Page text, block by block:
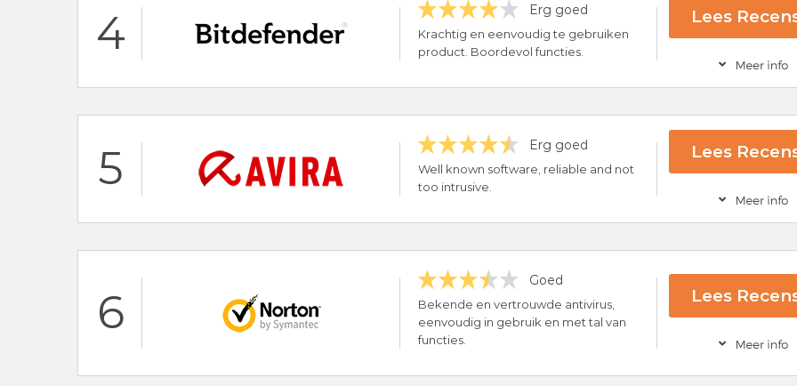
24/7 klantenservice
30 dagen-geld-terug-garantie
Bezoek nu
4 Erg goed
Krachtig en eenvoudig te gebruiken
product. Boordevol functies.
Lees
24/7 klantenservice
30 dagen-geld-terug-garantie
5 Erg goed
Well known software, reliable and not
too intrusive.
Lees
30-Day Money Back Guarantee
AV-Test Certified
6
Goed
Bekende en vertrouwde antivirus,
eenvoudig in gebruik en met tal van
functies.
Lees